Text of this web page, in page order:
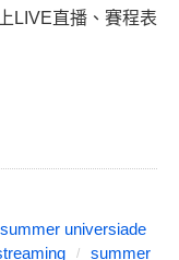
LIVE直播、賽程表
summer universiade
summer